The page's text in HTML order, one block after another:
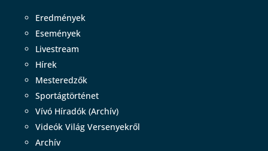
Eredmények
Események
Livestream
Hírek
Mesteredzők
Sportágtörténet
Vívó Híradók (Archív)
Videók Világ Versenyekről
Archív